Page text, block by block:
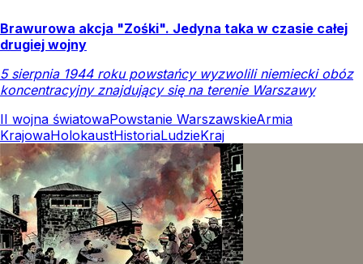
Brawurowa akcja "Zośki". Jedyna taka w czasie całej
drugiej wojny
5 sierpnia 1944 roku powstańcy wyzwolili niemiecki obóz
koncentracyjny znajdujący się na terenie Warszawy
II wojna światowaPowstanie WarszawskieArmia
KrajowaHolokaustHistoriaLudzieKraj